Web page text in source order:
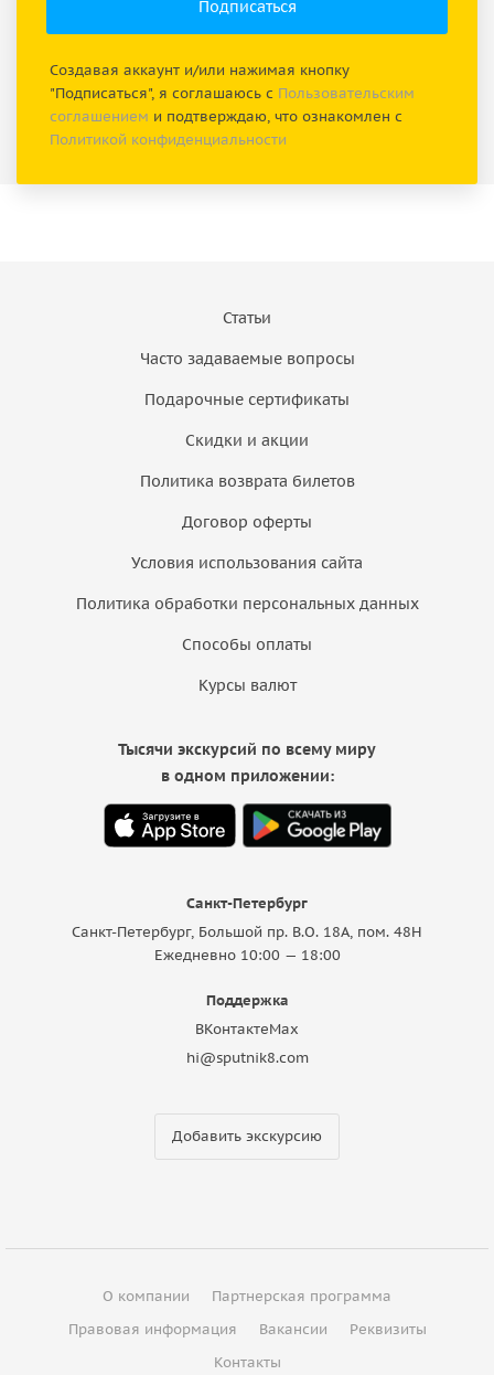
Создавая аккаунт и/или нажимая кнопку
"Подписаться", я соглашаюсь с Пользовательским
соглашением и подтверждаю, что ознакомлен с
Политикой конфиденциальности
Статьи
Часто задаваемые вопросы
Подарочные сертификаты
Скидки и акции
Политика возврата билетов
Договор оферты
Условия использования сайта
Политика обработки персональных данных
Способы оплаты
Курсы валют
Санкт-Петербург
Санкт-Петербург, Большой пр. В.О. 18A, пом. 48Н
Ежедневно 10:00 — 18:00
Поддержка
ВКонтактеMax
hi@sputnik8.com
Добавить экскурсию
Тысячи экскурсий по всему миру
в одном приложении:
О компании
Партнерская программа
Правовая информация
Вакансии
Реквизиты
Контакты